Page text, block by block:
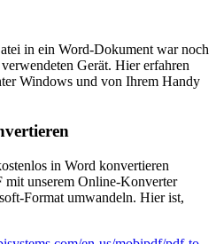
in ein Word-Dokument war noch
Gerät. Hier erfahren
Windows und von Ihrem Handy
in Word konvertieren
mit unserem Online-Konverter
Format umwandeln. Hier ist,